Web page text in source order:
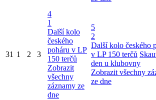
31 1 2 3
4
1
Další kolo
českého
poháru v LP
150 terčů
Zobrazit
všechny
záznamy ze
dne
5
2
Další kolo českého
v LP 150 terčů
den u klubovny
Zobrazit všechny
ze dne